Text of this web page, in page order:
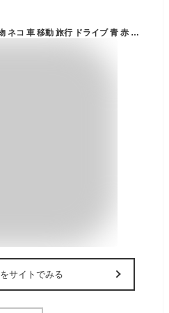
ペット用 シートベルト 犬 猫 動物 ネコ 車 移動 旅行 ドライブ 青 赤 黒 送料無料
サイトでみる